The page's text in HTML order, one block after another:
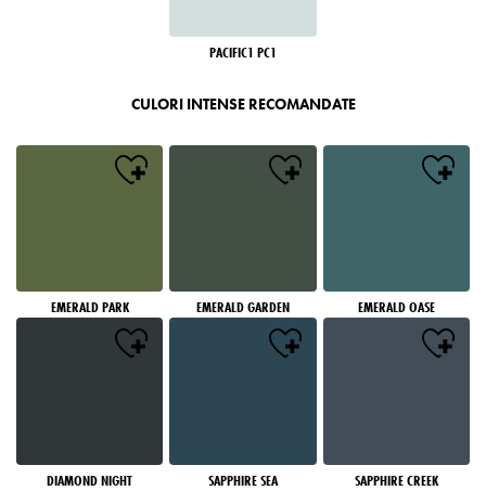
PACIFIC1 PC1
CULORI INTENSE RECOMANDATE
EMERALD PARK EMERALD GARDEN EMERALD OASE
DIAMOND NIGHT SAPPHIRE SEA SAPPHIRE CREEK